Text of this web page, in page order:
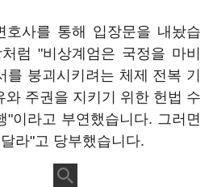
호사를 통해 입장문을 내놨습
럼 "비상계엄은 국정을 마비
붕괴시키려는 체제 전복 기
와 주권을 지키기 위한 헌법 수
"이라고 부연했습니다. 그러면
라"고 당부했습니다.